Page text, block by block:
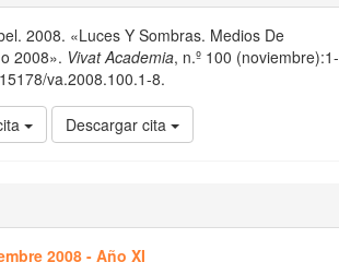
2008. «Luces Y Sombras. Medios De
2008». Vivat Academia, n.º 100 (noviembre):1-
va.2008.100.1-8.
Descargar cita
2008 - Año XI